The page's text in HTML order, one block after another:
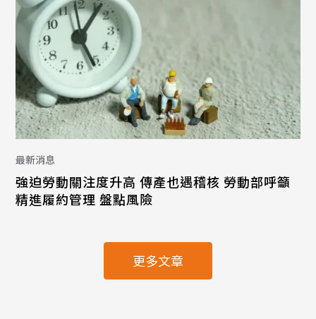
最新消息
強迫勞動關注度升高 傳產也遇稽核 勞動部呼籲
精進履約管理 盤點風險
更多文章